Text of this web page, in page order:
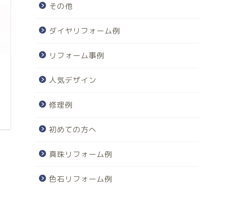
その他
ダイヤリフォーム例
リフォーム事例
人気デザイン
修理例
初めての方へ
真珠リフォーム例
色石リフォーム例